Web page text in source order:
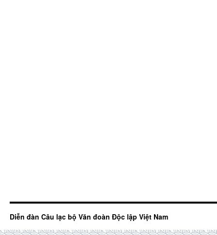
Diễn đàn Câu lạc bộ Văn đoàn Độc lập Việt Nam